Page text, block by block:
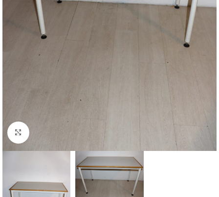
Cliquez pour agrandir